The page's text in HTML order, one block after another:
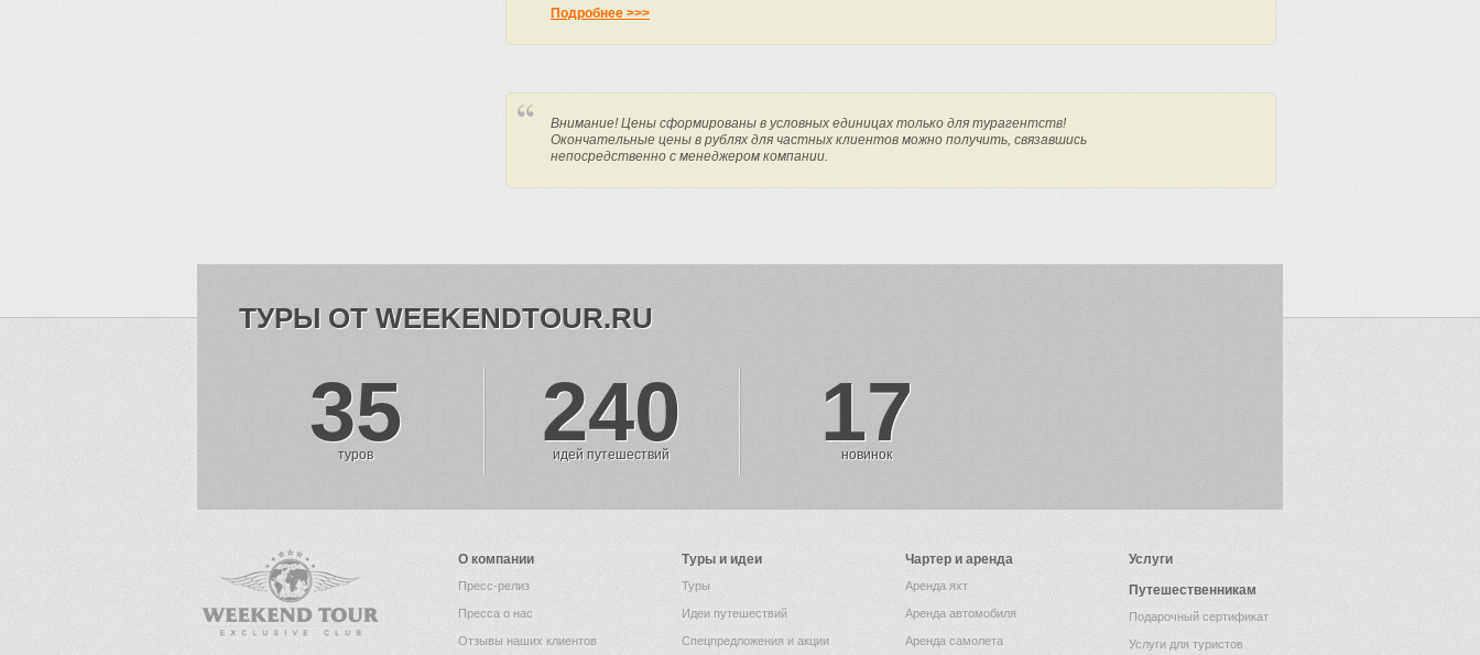
Подробнее >>>
Внимание! Цены сформированы в условных единицах только для турагентств!
Окончательные цены в рублях для частных клиентов можно получить, связавшись
непосредственно с менеджером компании.
ТУРЫ ОТ WEEKENDTOUR.RU
35
туров 240
идей путешествий 17
новинок
О компании
Пресс-релиз
Пресса о нас
Отзывы наших клиентов
Туры и идеи
Туры
Идеи путешествий
Спецпредложения и акции
Чартер и аренда
Аренда яхт
Аренда автомобиля
Аренда самолета
Услуги
Путешественникам
Подарочный сертификат
Услуги для туристов